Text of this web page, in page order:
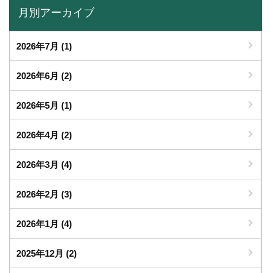
月別アーカイブ
2026年7月 (1)
2026年6月 (2)
2026年5月 (1)
2026年4月 (2)
2026年3月 (4)
2026年2月 (3)
2026年1月 (4)
2025年12月 (2)